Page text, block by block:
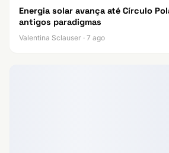
Energia solar avança até Círculo
antigos paradigmas
Valentina Sclauser · 7 ago